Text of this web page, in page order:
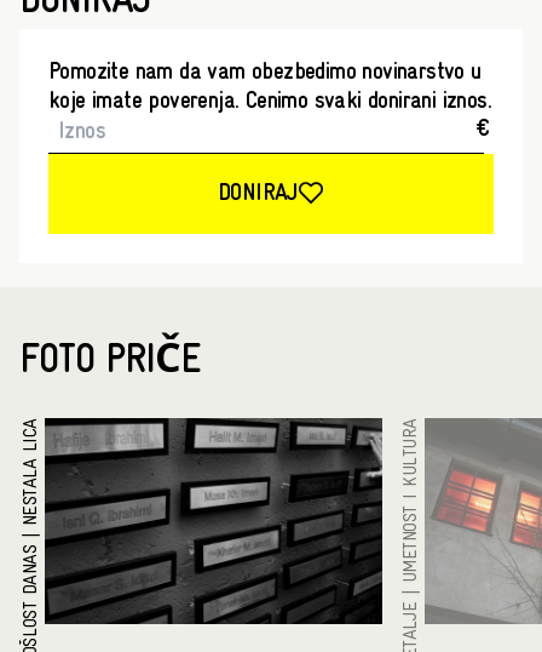
Pomozite nam da vam obezbedimo novinarstvo u
koje imate poverenja. Cenimo svaki donirani iznos.
€
DONIRAJ
FOTO PRIČE
PROŠLOST DANAS
|
NESTALA LICA
|
UMETNOST I KULTURA